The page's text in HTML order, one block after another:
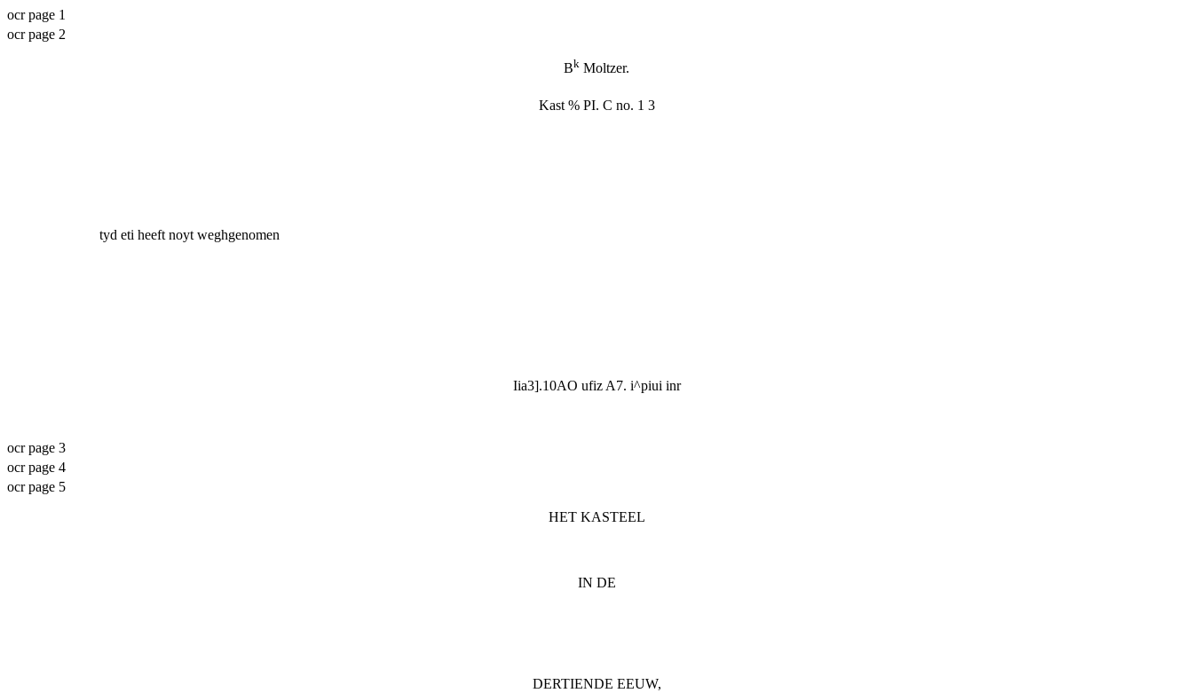
ocr page 1
ocr page 2
Bk Moltzer.
Kast % PI. C no. 1 3
tyd eti heeft noyt weghgenomen
Iia3].10AO ufiz A7. i^piui inr
ocr page 3
ocr page 4
ocr page 5
HET KASTEEL
IN DE
DERTIENDE EEUW,